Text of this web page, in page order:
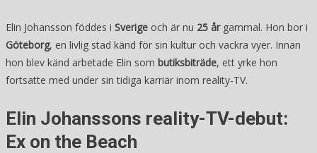
Elin Johansson föddes i Sverige och är nu 25 årgammal. Hon bor i
Göteborg, en livlig stad känd för sin kultur och vackra vyer. Innan
hon blev känd arbetade Elin som butiksbiträde, ett yrke hon
fortsatte med under sin tidiga karriär inom reality-TV.
Elin Johanssons reality-TV-debut:
Ex on the Beach